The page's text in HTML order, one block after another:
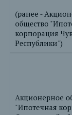
(ранее -
общество
корпорация
Республики")
Акционерное
"Ипотечная